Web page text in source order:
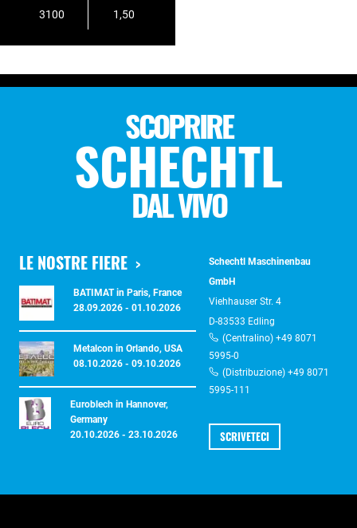
3100 1,50
SCOPRIRE
SCHECHTL
DAL VIVO
LE NOSTRE FIERE
BATIMAT in Paris, France
28.09.2026 - 01.10.2026
Metalcon in Orlando, USA
08.10.2026 - 09.10.2026
Euroblech in Hannover,
Germany
20.10.2026 - 23.10.2026
Schechtl Maschinenbau
GmbH
Viehhauser Str. 4
D-83533 Edling
(Centralino) +49 8071
5995-0
(Distribuzione) +49 8071
5995-111
SCRIVETECI